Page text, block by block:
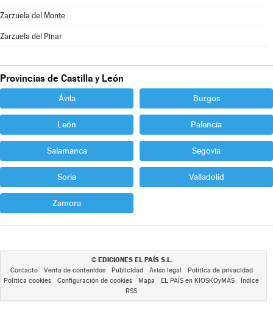
Zarzuela del Monte
Zarzuela del Pinar
Provincias de Castilla y León
Ávila Burgos
León Palencia
Salamanca Segovia
Soria Valladolid
Zamora
© EDICIONES EL PAÍS S.L.
Contacto Venta de contenidos Publicidad Aviso legal
Política de privacidad
Política cookies
Configuración de cookies Mapa EL PAÍS en KIOSKOyMÁS
Índice
RSS